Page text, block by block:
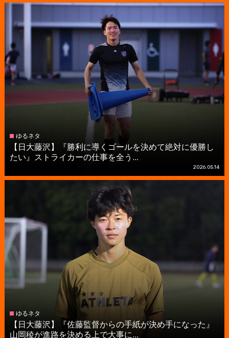
ゆるネタ
【日大藤沢】『勝利に導くゴールを決めて絶対に優勝し
たい』ストライカーの仕事を全う...
2026.05.14
ゆるネタ
【日大藤沢】『佐藤監督からの手紙が決め手になった』
山岡稜が進路を決める上で大事に...